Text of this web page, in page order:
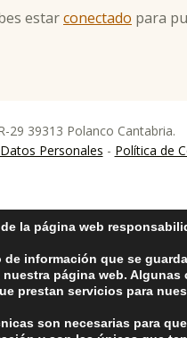
estarconectado para
29 39313 Polanco Cantabria.
Personales - Política de
la página web
información que se
página web. Algunas
prestan servicios para
son necesarias para